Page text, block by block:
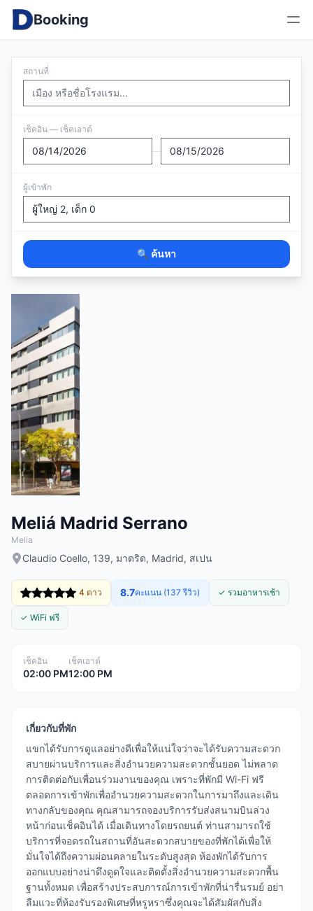
Booking
สถานที่
เช็คอิน — เช็คเอาต์
—
ผู้เข้าพัก
🔍 ค้นหา
Meliá Madrid Serrano
Melia
Claudio Coello, 139, มาดริด, Madrid, สเปน
4 ดาว 8.7คะแนน (137 รีวิว) ✓ รวมอาหารเช้า
✓ WiFi ฟรี
เช็คอิน
02:00 PM
เช็คเอาต์
12:00 PM
เกี่ยวกับที่พัก
แขกได้รับการดูแลอย่างดีเพื่อให้แน่ใจว่าจะได้รับความสะดวก
สบายผ่านบริการและสิ่งอำนวยความสะดวกชั้นยอด ไม่พลาด
การติดต่อกับเพื่อนร่วมงานของคุณ เพราะที่พักมี Wi-Fi ฟรี
ตลอดการเข้าพักเพื่ออำนวยความสะดวกในการมาถึงและเดิน
ทางกลับของคุณ คุณสามารถจองบริการรับส่งสนามบินล่วง
หน้าก่อนเช็คอินได้ เมื่อเดินทางโดยรถยนต์ ท่านสามารถใช้
บริการที่จอดรถในสถานที่อันสะดวกสบายของที่พักได้เพื่อให้
มั่นใจได้ถึงความผ่อนคลายในระดับสูงสุด ห้องพักได้รับการ
ออกแบบอย่างน่าดึงดูดใจและติดตั้งสิ่งอำนวยความสะดวกพื้น
ฐานทั้งหมด เพื่อสร้างประสบการณ์การเข้าพักที่น่ารื่นรมย์ อย่า
ลืมแวะที่ห้องรับรองพิเศษที่หรูหราซึ่งคุณจะได้สัมผัสกับสิ่ง